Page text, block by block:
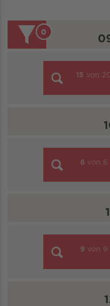
0
15 von
6 von 6
9 von 9